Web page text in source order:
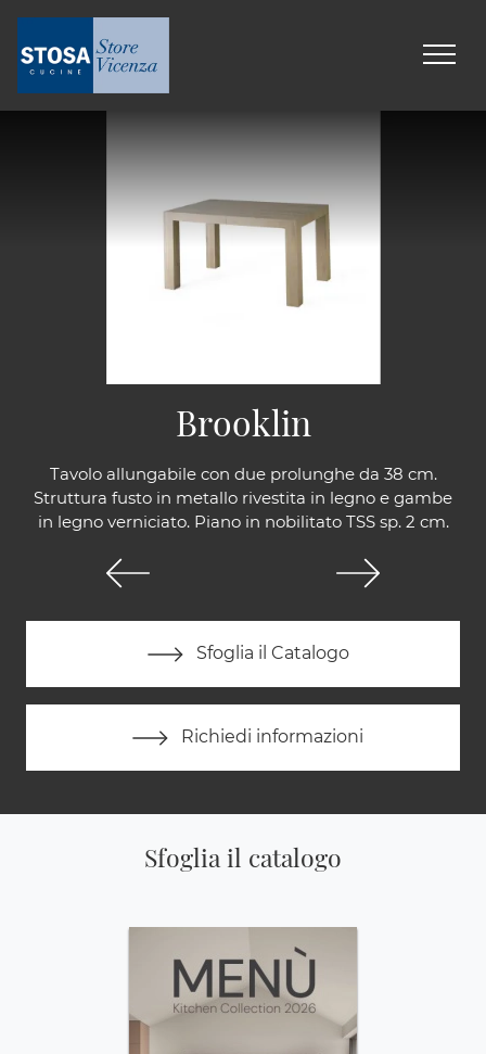
Tavolo allungabile con due prolunghe da 38 cm.
Struttura fusto in metallo rivestita in legno e gambe
in legno verniciato. Piano in nobilitato TSS sp. 2 cm.
Sfoglia il Catalogo
Richiedi informazioni
Brooklin
Sfoglia il catalogo